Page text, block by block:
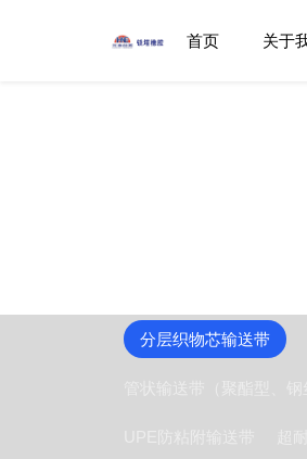
首页 关于
分层织物芯输送带
超